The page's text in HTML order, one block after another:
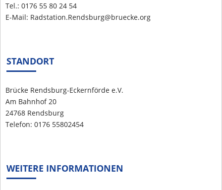
Tel.: 0176 55 80 24 54
E-Mail: Radstation.Rendsburg@bruecke.org
STANDORT
Brücke Rendsburg-Eckernförde e.V.
Am Bahnhof 20
24768 Rendsburg
Telefon: 0176 55802454
WEITERE INFORMATIONEN